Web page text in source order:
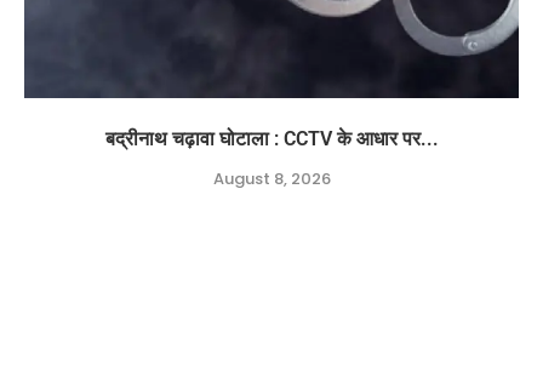
बद्रीनाथ चढ़ावा घोटाला : CCTV के आधार पर...
August 8, 2026